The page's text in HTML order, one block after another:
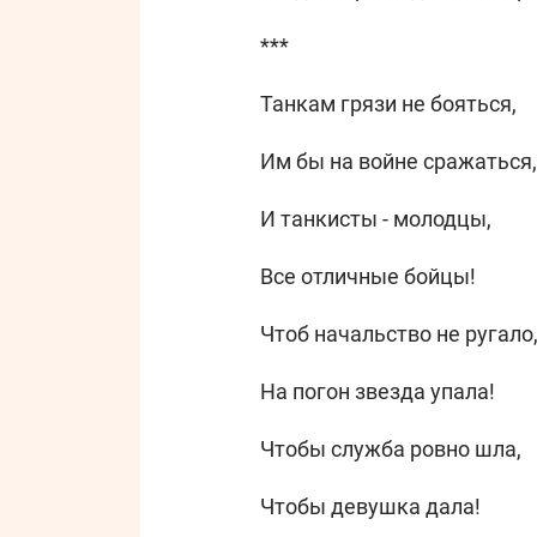
***
Танкам грязи не бояться,
Им бы на войне сражаться,
И танкисты - молодцы,
Все отличные бойцы!
Чтоб начальство не ругало,
На погон звезда упала!
Чтобы служба ровно шла,
Чтобы девушка дала!